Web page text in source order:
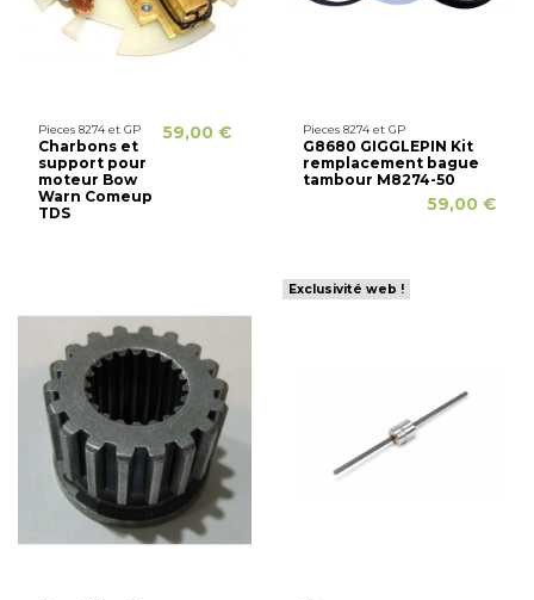
Pieces 8274 et GP
Charbons et
support pour
moteur Bow
Warn Comeup
TDS
59,00 € Pieces 8274 et GP
G8680 GIGGLEPIN Kit
remplacement bague
tambour M8274-50
59,00 €
Exclusivité web !